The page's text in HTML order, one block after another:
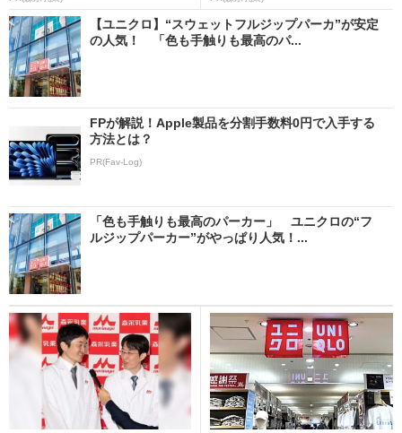
【ユニクロ】“スウェットフルジップパーカ”が安定
の人気！ 「色も手触りも最高のパ...
FPが解説！Apple製品を分割手数料0円で入手する
方法とは？
PR(Fav-Log)
「色も手触りも最高のパーカー」 ユニクロの“フ
ルジップパーカー”がやっぱり人気！...